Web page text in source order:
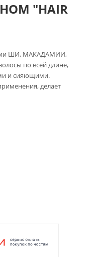
"HAIR
ШИ, МАКАДАМИИ,
по всей длине,
и сияющими.
делает